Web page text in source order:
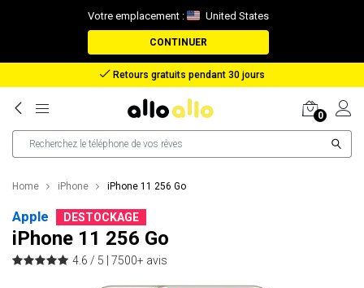
Votre emplacement : United States
CONTINUER
Remboursement en cas de perte de colis
0
Home iPhone iPhone 11 256 Go
Apple DESTOCKAGE
iPhone 11 256 Go
4.6 / 5 | 7500+ avis